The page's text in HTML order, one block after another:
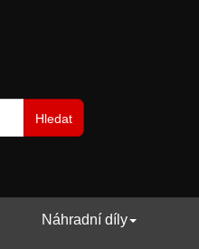
Hledat
Náhradní díly